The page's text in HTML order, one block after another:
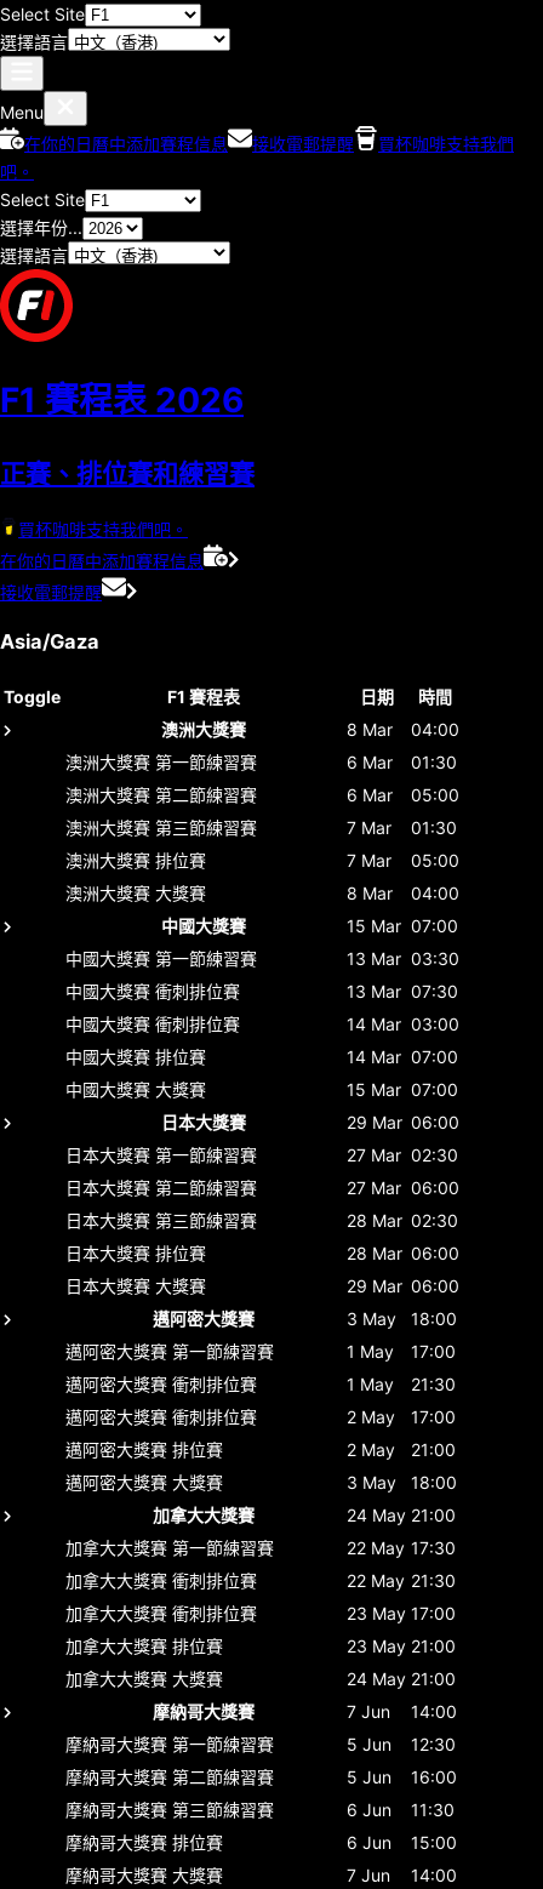
Select Site
選擇語言
Menu
在你的日曆中添加賽程信息
接收電郵提醒
買杯咖啡支持我們
吧。
Select Site
選擇年份...
選擇語言
F1 賽程表 2026
正賽、排位賽和練習賽
買杯咖啡支持我們吧。
在你的日曆中添加賽程信息
接收電郵提醒
Asia/Gaza
Toggle F1 賽程表 日期
時間
澳洲大獎賽
8 Mar
04:00
澳洲大獎賽 第一節練習賽 6 Mar
01:30
澳洲大獎賽 第二節練習賽 6 Mar
05:00
澳洲大獎賽 第三節練習賽 7 Mar
01:30
澳洲大獎賽 排位賽 7 Mar
05:00
澳洲大獎賽 大獎賽 8 Mar
04:00
中國大獎賽
15 Mar 07:00
中國大獎賽 第一節練習賽 13 Mar 03:30
中國大獎賽 衝刺排位賽 13 Mar 07:30
中國大獎賽 衝刺排位賽 14 Mar 03:00
中國大獎賽 排位賽 14 Mar 07:00
中國大獎賽 大獎賽 15 Mar 07:00
日本大獎賽
29 Mar 06:00
日本大獎賽 第一節練習賽 27 Mar 02:30
日本大獎賽 第二節練習賽 27 Mar 06:00
日本大獎賽 第三節練習賽 28 Mar 02:30
日本大獎賽 排位賽 28 Mar 06:00
日本大獎賽 大獎賽 29 Mar 06:00
邁阿密大獎賽
3 May
18:00
邁阿密大獎賽 第一節練習賽 1 May
17:00
邁阿密大獎賽 衝刺排位賽 1 May
21:30
邁阿密大獎賽 衝刺排位賽 2 May
17:00
邁阿密大獎賽 排位賽 2 May
21:00
邁阿密大獎賽 大獎賽 3 May
18:00
加拿大大獎賽
24 May 21:00
加拿大大獎賽 第一節練習賽 22 May 17:30
加拿大大獎賽 衝刺排位賽 22 May 21:30
加拿大大獎賽 衝刺排位賽 23 May 17:00
加拿大大獎賽 排位賽 23 May 21:00
加拿大大獎賽 大獎賽 24 May 21:00
摩納哥大獎賽
7 Jun
14:00
摩納哥大獎賽 第一節練習賽 5 Jun
12:30
摩納哥大獎賽 第二節練習賽 5 Jun
16:00
摩納哥大獎賽 第三節練習賽 6 Jun
11:30
摩納哥大獎賽 排位賽 6 Jun
15:00
摩納哥大獎賽 大獎賽 7 Jun
14:00